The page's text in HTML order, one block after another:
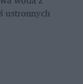
ustronnych